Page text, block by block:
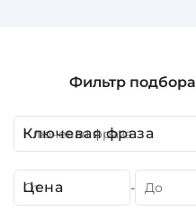
Фильтр подбора
Ключевая фраза
Цена -